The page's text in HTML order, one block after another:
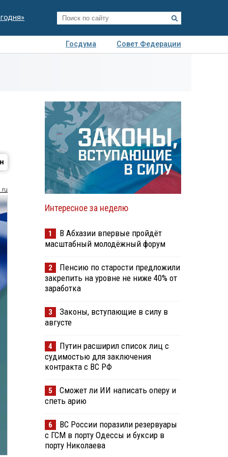
Госдума
Совет Федерации
Интересное за неделю
1
В Абхазии впервые пройдёт
масштабный молодёжный форум
2
Пенсию по старости предложили
закрепить на уровне не ниже 40% от
заработка
3
Законы, вступающие в силу в
августе
4
Путин расширил список лиц с
судимостью для заключения
контракта с ВС РФ
5
Сможет ли ИИ написать оперу и
спеть арию
6
ВС России поразили резервуары
с ГСМ в порту Одессы и буксир в
порту Николаева